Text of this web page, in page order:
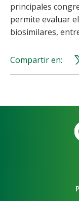
principales
permite evaluar
biosimilares,
Compartir en: